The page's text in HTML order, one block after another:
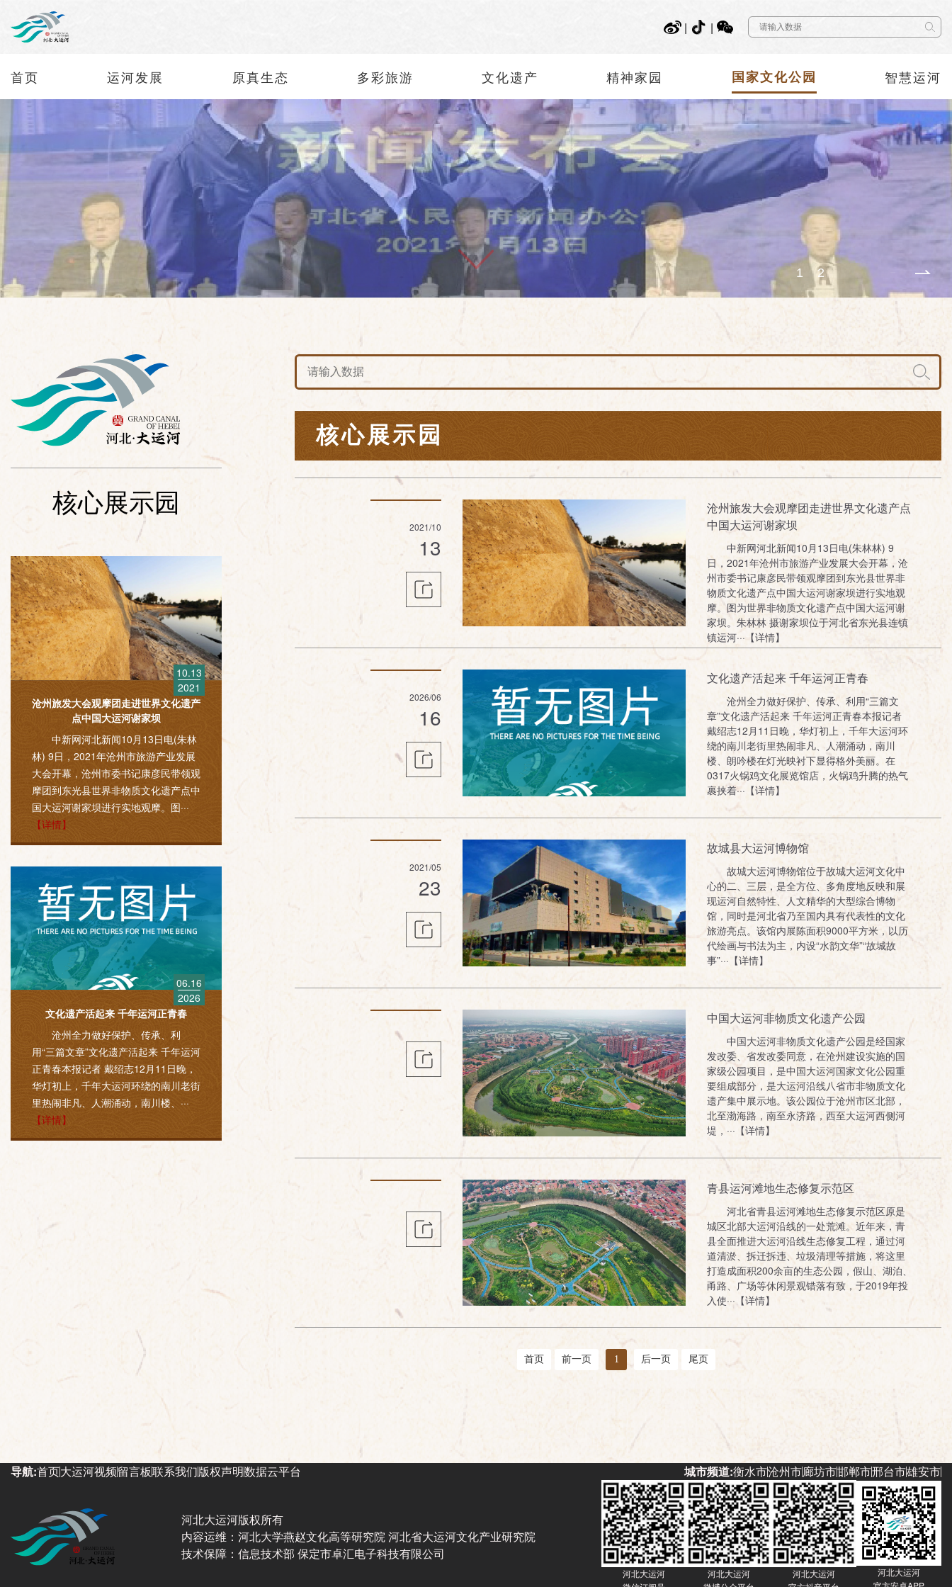
| |
首页 运河发展 原真生态 多彩旅游 文化遗产 精神家园 国家文化公园 智慧运河
1 2
核心展示园
沧州旅发大会观摩团走进世界文化遗产
点中国大运河谢家坝
中新网河北新闻10月13日电(朱林
林) 9日，2021年沧州市旅游产业发展
大会开幕，沧州市委书记康彦民带领观
摩团到东光县世界非物质文化遗产点中
国大运河谢家坝进行实地观摩。图···
【详情】
10.13
2021
文化遗产活起来 千年运河正青春
沧州全力做好保护、传承、利
用“三篇文章”文化遗产活起来 千年运河
正青春本报记者 戴绍志12月11日晚，
华灯初上，千年大运河环绕的南川老街
里热闹非凡、人潮涌动，南川楼、···
【详情】
06.16
2026
核心展示园
2021/10
13
沧州旅发大会观摩团走进世界文化遗产点
中国大运河谢家坝
中新网河北新闻10月13日电(朱林林) 9
日，2021年沧州市旅游产业发展大会开幕，沧
州市委书记康彦民带领观摩团到东光县世界非
物质文化遗产点中国大运河谢家坝进行实地观
摩。图为世界非物质文化遗产点中国大运河谢
家坝。朱林林 摄谢家坝位于河北省东光县连镇
镇运河···【详情】
2026/06
16
文化遗产活起来 千年运河正青春
沧州全力做好保护、传承、利用“三篇文
章”文化遗产活起来 千年运河正青春本报记者
戴绍志12月11日晚，华灯初上，千年大运河环
绕的南川老街里热闹非凡、人潮涌动，南川
楼、朗吟楼在灯光映衬下显得格外美丽。在
0317火锅鸡文化展览馆店，火锅鸡升腾的热气
裹挟着···【详情】
2021/05
23
​故城县大运河博物馆
故城大运河博物馆位于故城大运河文化中
心的二、三层，是全方位、多角度地反映和展
现运河自然特性、人文精华的大型综合博物
馆，同时是河北省乃至国内具有代表性的文化
旅游亮点。该馆内展陈面积9000平方米，以历
代绘画与书法为主，内设“水韵文华”“故城故
事”···【详情】
中国大运河非物质文化遗产公园
中国大运河非物质文化遗产公园是经国家
发改委、省发改委同意，在沧州建设实施的国
家级公园项目，是中国大运河国家文化公园重
要组成部分，是大运河沿线八省市非物质文化
遗产集中展示地。该公园位于沧州市区北部，
北至渤海路，南至永济路，西至大运河西侧河
堤，···【详情】
青县运河滩地生态修复示范区
河北省青县运河滩地生态修复示范区原是
城区北部大运河沿线的一处荒滩。近年来，青
县全面推进大运河沿线生态修复工程，通过河
道清淤、拆迁拆违、垃圾清理等措施，将这里
打造成面积200余亩的生态公园，假山、湖泊、
甬路、广场等休闲景观错落有致，于2019年投
入使···【详情】
首页 前一页 1 后一页 尾页
导航:首页大运河视频留言板联系我们版权声明数据云平台 城市频道:衡水市沧州市廊坊市邯郸市邢台市雄安市
河北大运河版权所有
内容运维：河北大学燕赵文化高等研究院 河北省大运河文化产业研究院
技术保障：信息技术部 保定市卓汇电子科技有限公司
河北大运河
河北大运河
河北大运河
河北大运河